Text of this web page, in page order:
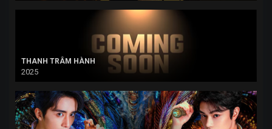
THANH TRÂM HÀNH
2025